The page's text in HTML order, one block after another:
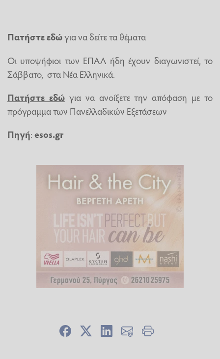
Πατήστε εδώγια να δείτε τα θέματα
Οι υποψήφιοι των ΕΠΑΛ ήδη έχουν διαγωνιστεί, το
Σάββατο, στα Νέα Ελληνικά.
Πατήστε εδώγια να ανοίξετε την απόφαση με το
πρόγραμμα των Πανελλαδικών Εξετάσεων
Πηγή:esos.gr